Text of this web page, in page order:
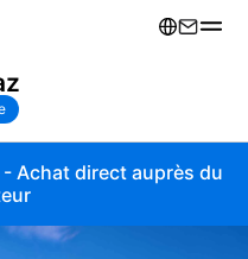
Achat direct auprès du